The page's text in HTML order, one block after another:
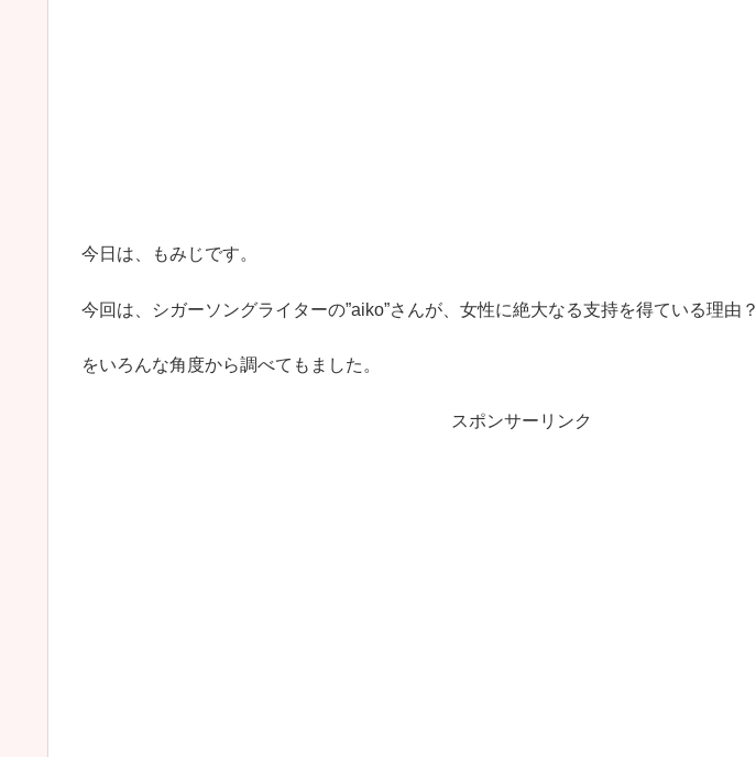
今日は、もみじです。
今回は、シガーソングライターの”aiko”さんが、女性に絶大なる支持を得ている理由？
をいろんな角度から調べてもました。
スポンサーリンク